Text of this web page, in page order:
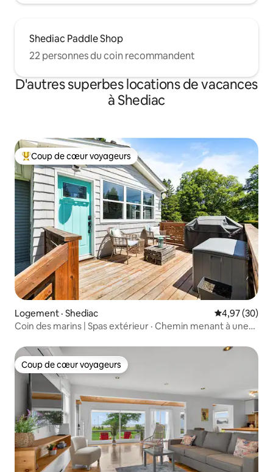
Shediac Paddle Shop
22 personnes du coin recommandent
D'autres superbes locations de vacances
à Shediac
Coup de cœur voyageurs parmi les plus aimés
Coup de cœur voyageurs
Logement · Shediac Note
4,97 (30)
Coin des marins | Spas extérieur · Chemin menant à une
Coup de cœur voyageurs
Coup de cœur voyageurs